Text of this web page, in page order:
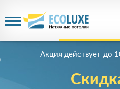
Акция действует до